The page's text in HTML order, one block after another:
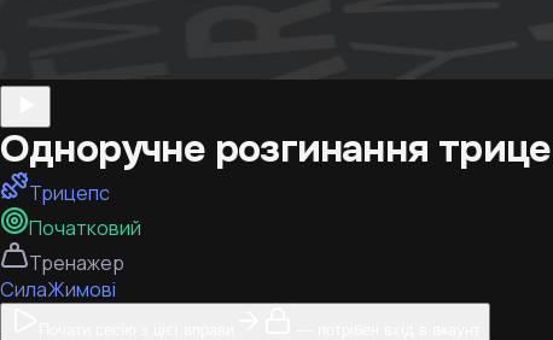
Одноручне розгинання
Трицепс
Початковий
Тренажер
СилаЖимові